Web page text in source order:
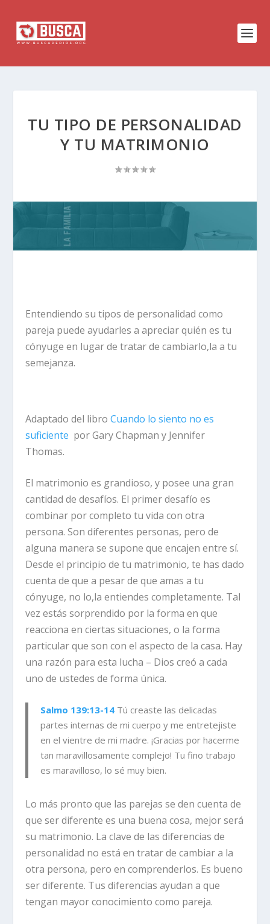
TU TIPO DE PERSONALIDAD
Y TU MATRIMONIO
Entendiendo su tipos de personalidad como
pareja puede ayudarles a apreciar quién es tu
cónyuge en lugar de tratar de cambiarlo,la a tu
semejanza.
Adaptado del libroCuando lo siento no es
suficiente por Gary Chapman y Jennifer
Thomas.
El matrimonio es grandioso, y posee una gran
cantidad de desafíos. El primer desafío es
combinar por completo tu vida con otra
persona. Son diferentes personas, pero de
alguna manera se supone que encajen entre sí.
Desde el principio de tu matrimonio, te has dado
cuenta de que a pesar de que amas a tu
cónyuge, no lo,la entiendes completamente. Tal
vez estás sorprendido por la forma en que
reacciona en ciertas situaciones, o la forma
particular que son con el aspecto de la casa. Hay
una razón para esta lucha – Dios creó a cada
uno de ustedes de forma única.
Salmo 139:13-14 Tú creaste las delicadas
partes internas de mi cuerpo y me entretejiste
en el vientre de mi madre. ¡Gracias por hacerme
tan maravillosamente complejo! Tu fino trabajo
es maravilloso, lo sé muy bien.
Lo más pronto que las parejas se den cuenta de
que ser diferente es una buena cosa, mejor será
su matrimonio. La clave de las diferencias de
personalidad no está en tratar de cambiar a la
otra persona, pero en comprenderlos. Es bueno
ser diferente. Tus diferencias ayudan a que
tengan mayor conocimiento como pareja.